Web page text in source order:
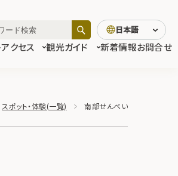
アクセス 観光ガイド 新着情報お問合せ
日本語
スポット・体験(一覧) 南部せんべい